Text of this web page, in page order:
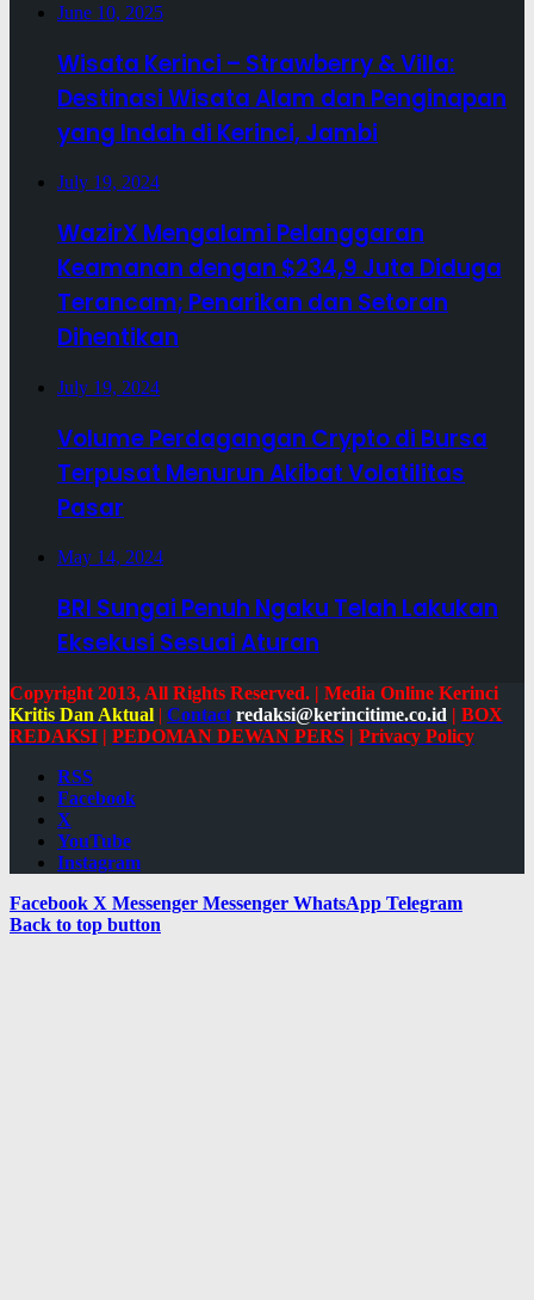
June 10, 2025
Wisata Kerinci – Strawberry & Villa:
Destinasi Wisata Alam dan Penginapan
yang Indah di Kerinci, Jambi
July 19, 2024
WazirX Mengalami Pelanggaran
Keamanan dengan $234,9 Juta Diduga
Terancam; Penarikan dan Setoran
Dihentikan
July 19, 2024
Volume Perdagangan Crypto di Bursa
Terpusat Menurun Akibat Volatilitas
Pasar
May 14, 2024
BRI Sungai Penuh Ngaku Telah Lakukan
Eksekusi Sesuai Aturan
Copyright 2013, All Rights Reserved. | Media Online Kerinci
Kritis Dan Aktual | Contact redaksi@kerincitime.co.id | BOX
REDAKSI | PEDOMAN DEWAN PERS | Privacy Policy
RSS
Facebook
X
YouTube
Instagram
Facebook X Messenger Messenger WhatsApp Telegram
Back to top button